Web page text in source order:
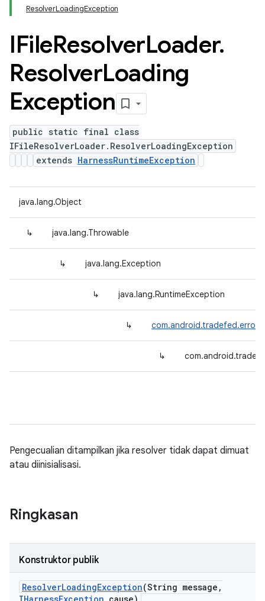
ResolverLoadingException
IFileResolverLoader.
ResolverLoading
Exception
public static final class
IFileResolverLoader.ResolverLoadingException
extends HarnessRuntimeException
java.lang.Object
↳ java.lang.Throwable
↳ java.lang.Exception
↳ java.lang.RuntimeException
↳
↳
Pengecualian ditampilkan jika resolver tidak dapat dimuat
atau diinisialisasi.
Ringkasan
Konstruktor publik
ResolverLoadingException(String message ,